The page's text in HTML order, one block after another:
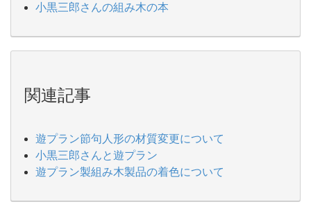
小黒三郎さんの組み木の本
関連記事
遊プラン節句人形の材質変更について
小黒三郎さんと遊プラン
遊プラン製組み木製品の着色について